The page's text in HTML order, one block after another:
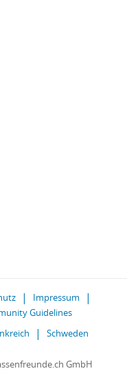
Impressum
Guidelines
Schweden
GmbH